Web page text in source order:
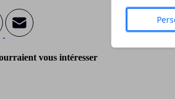
vous intéresser